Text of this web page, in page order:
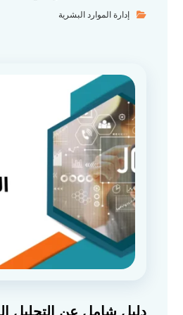
إدارة الموارد البشرية
دليل شامل عن التحليل